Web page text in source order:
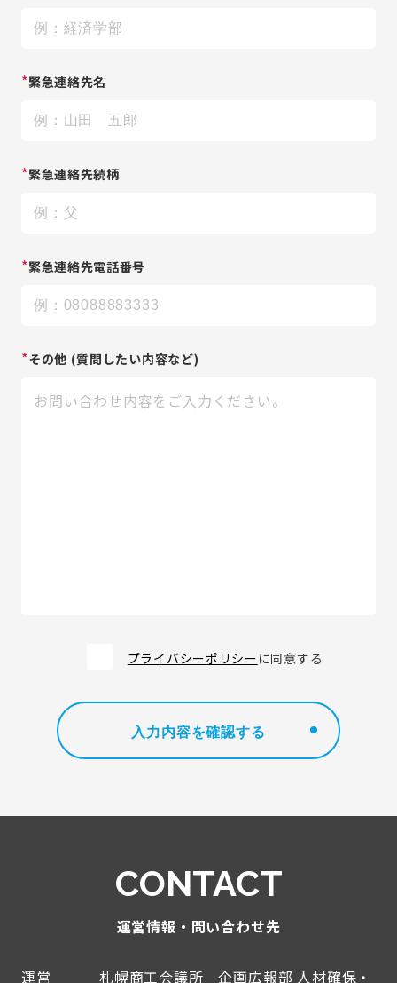
*緊急連絡先名
*緊急連絡先続柄
*緊急連絡先電話番号
*その他 (質問したい内容など)
プライバシーポリシー に同意する
CONTACT
運営情報・問い合わせ先
運営 札幌商工会議所 企画広報部 人材確保・